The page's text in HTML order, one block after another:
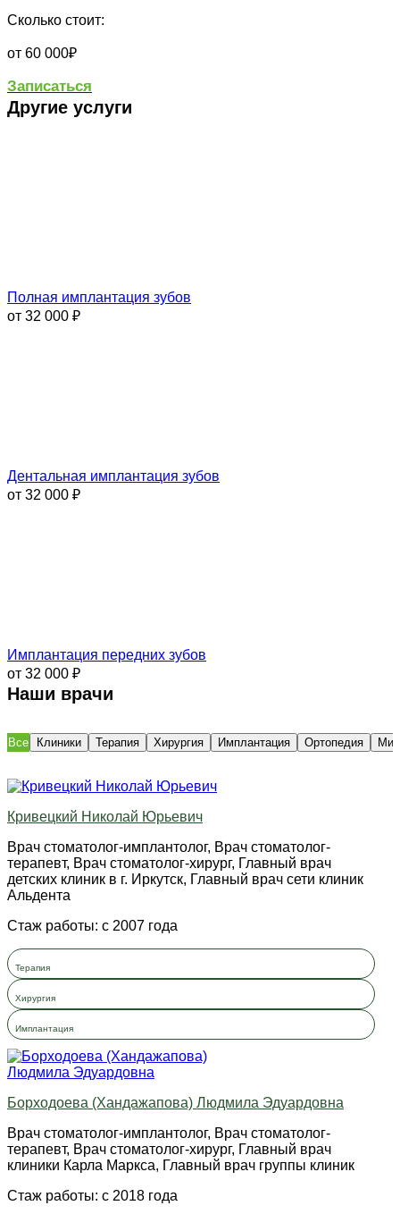
Сколько стоит:
от 60 000₽
Записаться
Другие услуги
Полная имплантация зубов
от 32 000 ₽
Дентальная имплантация зубов
от 32 000 ₽
Имплантация передних зубов
от 32 000 ₽
Наши врачи
Все Клиники Терапия Хирургия Имплантация Ортопедия
Кривецкий Николай Юрьевич
Врач стоматолог-имплантолог, Врач стоматолог-
терапевт, Врач стоматолог-хирург, Главный врач
детских клиник в г. Иркутск, Главный врач сети клиник
Альдента
Стаж работы: с 2007 года
Терапия
Хирургия
Имплантация
Борходоева (Хандажапова) Людмила Эдуардовна
Врач стоматолог-имплантолог, Врач стоматолог-
терапевт, Врач стоматолог-хирург, Главный врач
клиники Карла Маркса, Главный врач группы клиник
Стаж работы: с 2018 года